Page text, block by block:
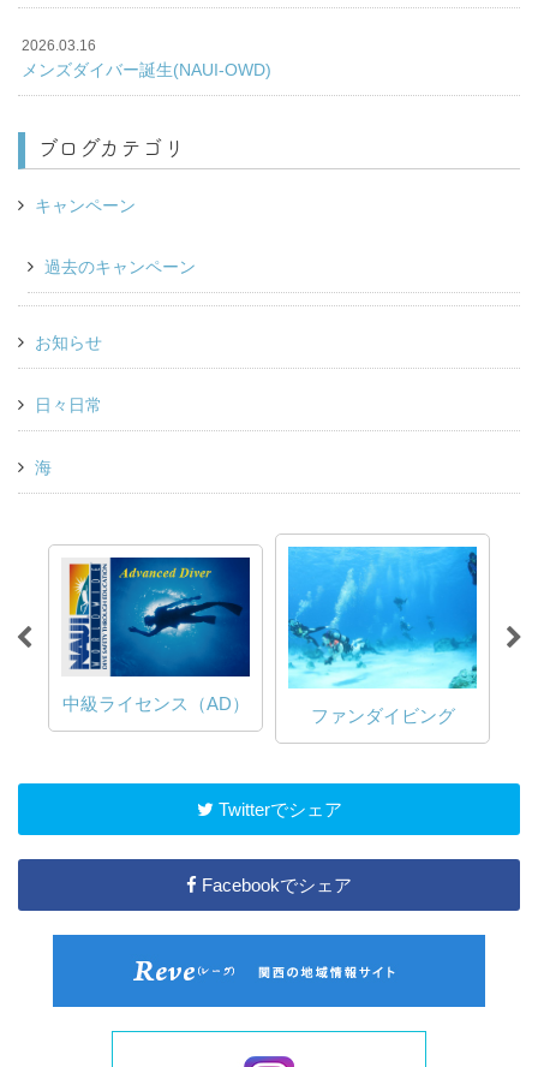
2026.03.16
メンズダイバー誕生(NAUI-OWD)
ブログカテゴリ
キャンペーン
過去のキャンペーン
お知らせ
日々日常
海
中級ライセンス（AD）
ファンダイビング
Twitterでシェア
Facebookでシェア